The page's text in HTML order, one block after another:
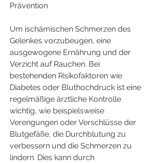
Prävention
Um ischämischen Schmerzen des
Gelenkes vorzubeugen, eine
ausgewogene Ernährung und der
Verzicht auf Rauchen. Bei
bestehenden Risikofaktoren wie
Diabetes oder Bluthochdruck ist eine
regelmäßige ärztliche Kontrolle
wichtig, wie beispielsweise
Verengungen oder Verschlüsse der
Blutgefäße, die Durchblutung zu
verbessern und die Schmerzen zu
lindern. Dies kann durch